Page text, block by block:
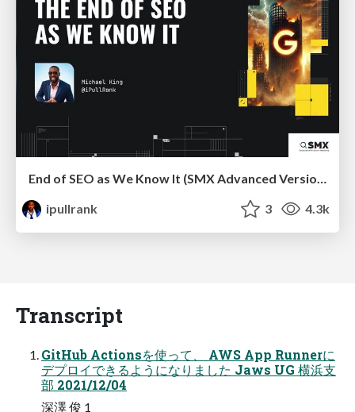
End of SEO as We Know It (SMX Advanced Version)
ipullrank
3 4.3k
Transcript
GitHub Actionsを使って、 AWS App Runnerに
デプロイできるようになりました Jaws UG 横浜⽀
部 2021/12/04
深澤 俊 1